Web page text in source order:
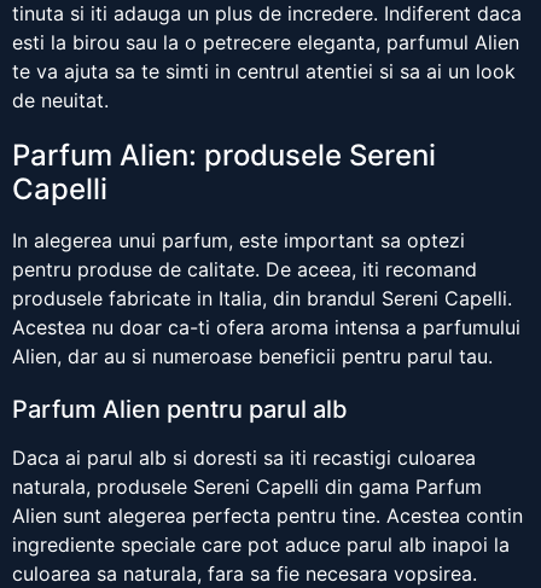
tinuta si iti adauga un plus de incredere. Indiferent daca
esti la birou sau la o petrecere eleganta, parfumul Alien
te va ajuta sa te simti in centrul atentiei si sa ai un look
de neuitat.
Parfum Alien: produsele Sereni
Capelli
In alegerea unui parfum, este important sa optezi
pentru produse de calitate. De aceea, iti recomand
produsele fabricate in Italia, din brandul Sereni Capelli.
Acestea nu doar ca-ti ofera aroma intensa a parfumului
Alien, dar au si numeroase beneficii pentru parul tau.
Parfum Alien pentru parul alb
Daca ai parul alb si doresti sa iti recastigi culoarea
naturala, produsele Sereni Capelli din gama Parfum
Alien sunt alegerea perfecta pentru tine. Acestea contin
ingrediente speciale care pot aduce parul alb inapoi la
culoarea sa naturala, fara sa fie necesara vopsirea.